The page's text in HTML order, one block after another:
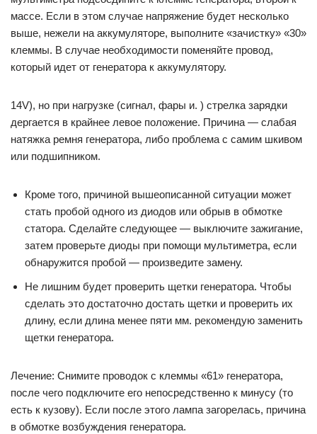
массе. Если в этом случае напряжение будет несколько
выше, нежели на аккумуляторе, выполните «зачистку» «30»
клеммы. В случае необходимости поменяйте провод,
который идет от генератора к аккумулятору.
14V), но при нагрузке (сигнал, фары и. ) стрелка зарядки
дергается в крайнее левое положение. Причина — слабая
натяжка ремня генератора, либо проблема с самим шкивом
или подшипником.
Кроме того, причиной вышеописанной ситуации может
стать пробой одного из диодов или обрыв в обмотке
статора. Сделайте следующее — выключите зажигание,
затем проверьте диоды при помощи мультиметра, если
обнаружится пробой — произведите замену.
Не лишним будет проверить щетки генератора. Чтобы
сделать это достаточно достать щетки и проверить их
длину, если длина менее пяти мм. рекомендую заменить
щетки генератора.
Лечение: Снимите проводок с клеммы «61» генератора,
после чего подключите его непосредственно к минусу (то
есть к кузову). Если после этого лампа загорелась, причина
в обмотке возбуждения генератора.